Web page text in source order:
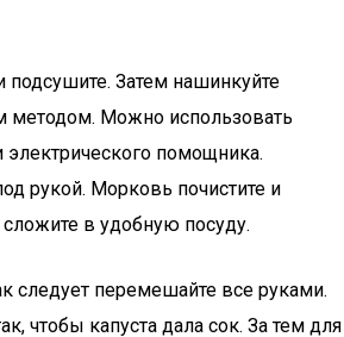
подсушите. Затем нашинкуйте
Можно использовать
помощника.
рукой. Морковь почистите и
сложите в удобную посуду.
следует перемешайте все руками.
чтобы капуста дала сок. За тем для